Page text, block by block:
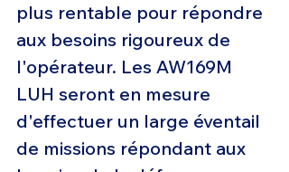
plus rentable pour répondre
aux besoins rigoureux de
l'opérateur. Les AW169M
LUH seront en mesure
d'effectuer un large éventail
de missions répondant aux